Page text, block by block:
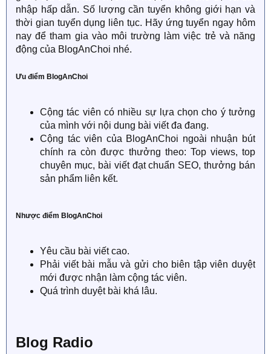
nhập hấp dẫn. Số lượng cần tuyển không giới hạn và
thời gian tuyển dụng liên tục. Hãy ứng tuyển ngay hôm
nay để tham gia vào môi trường làm việc trẻ và năng
động của BlogAnChoi nhé.
Ưu điểm BlogAnChoi
Cộng tác viên có nhiều sự lựa chọn cho ý tưởng
của mình với nội dung bài viết đa đang.
Cộng tác viên của BlogAnChoi ngoài nhuận bút
chính ra còn được thưởng theo: Top views, top
chuyên mục, bài viết đạt chuẩn SEO, thưởng bán
sản phẩm liên kết.
Nhược điểm BlogAnChoi
Yêu cầu bài viết cao.
Phải viết bài mẫu và gửi cho biên tập viên duyệt
mới được nhận làm cộng tác viên.
Quá trình duyệt bài khá lâu.
Blog Radio